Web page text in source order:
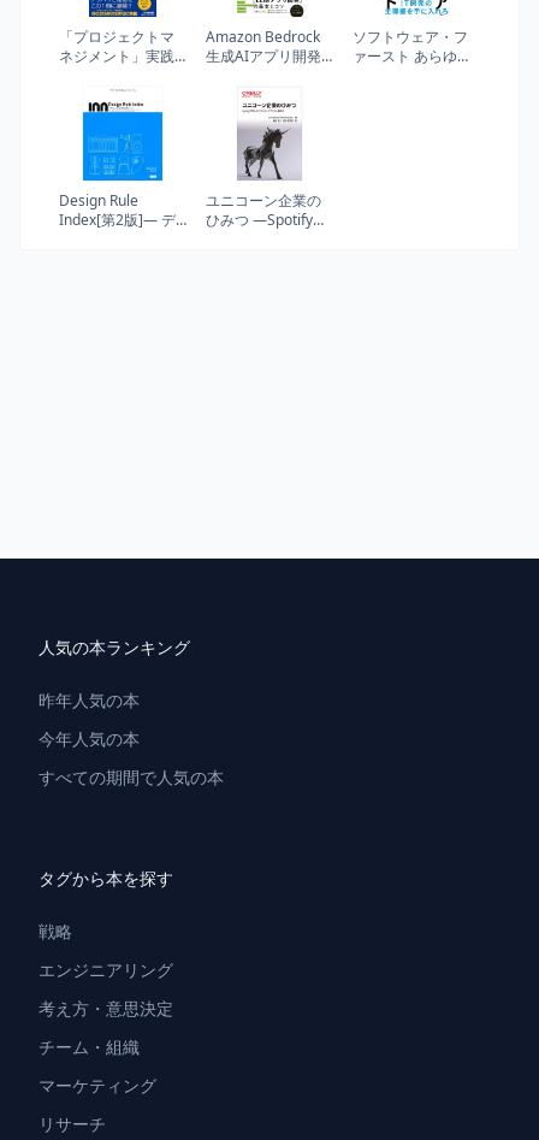
「プロジェクトマ
ネジメント」実践
Amazon Bedrock
生成AIアプリ開発
ガイド
ソフトウェア・フ
ァースト あらゆる
Design Rule
Index[第2版]― デ
ユニコーン企業の
ひみつ ―Spotifyで
人気の本ランキング
昨年人気の本
今年人気の本
すべての期間で人気の本
タグから本を探す
戦略
エンジニアリング
考え方・意思決定
チーム・組織
マーケティング
リサーチ